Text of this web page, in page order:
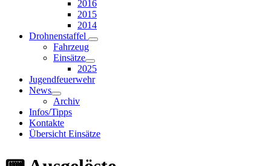
2016
2015
2014
Drohnenstaffel
Fahrzeug
Einsätze
2025
Jugendfeuerwehr
News
Archiv
Infos/Tipps
Kontakte
Übersicht Einsätze